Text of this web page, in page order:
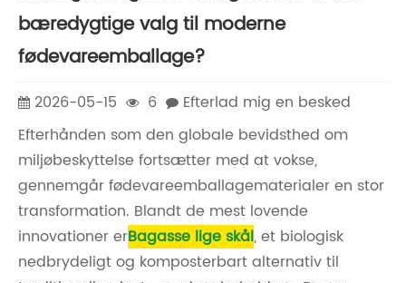
bæredygtige valg til moderne
fødevareemballage?
2026-05-15 6
Efterlad mig en besked
Efterhånden som den globale bevidsthed om
miljøbeskyttelse fortsætter med at vokse,
gennemgår fødevareemballagematerialer en stor
transformation. Blandt de mest lovende
innovationer erBagasse lige skål, et biologisk
nedbrydeligt og komposterbart alternativ til